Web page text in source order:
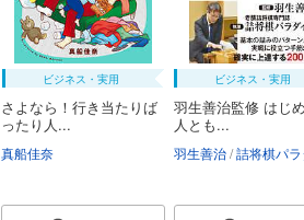
ビジネス・実用
さよなら！行き当たりば
ったり人...
真船佳奈
ビジネス・実用
羽生善治監修 はじ
人とも...
羽生善治 詰将棋パラダ